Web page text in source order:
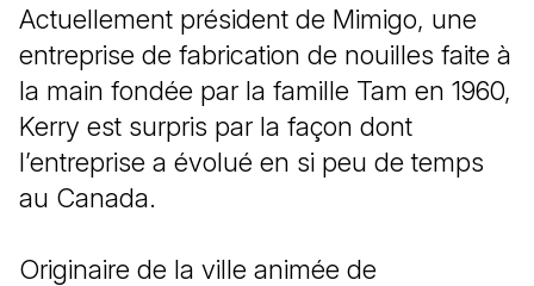
Actuellement président de Mimigo, une
entreprise de fabrication de nouilles faite à
la main fondée par la famille Tam en 1960,
Kerry est surpris par la façon dont
l’entreprise a évolué en si peu de temps
au Canada.
Originaire de la ville animée de